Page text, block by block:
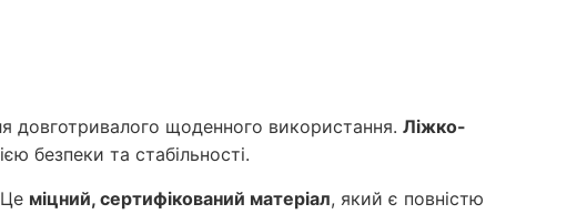
довготривалого щоденного використання. Ліжко-
безпеки та стабільності.
міцний, сертифікований матеріал, який є повністю